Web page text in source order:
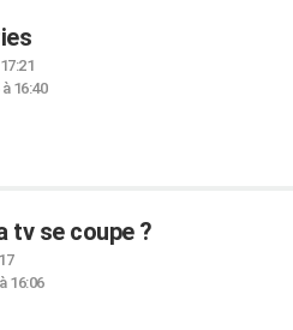
16:40
tv se coupe ?
16:06